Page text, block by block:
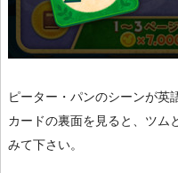
ピーター・パンのシーンが英
カードの裏面を見ると、ツム
みて下さい。